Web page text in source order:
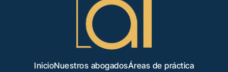
InicioNuestros abogadosÁreas de práctica